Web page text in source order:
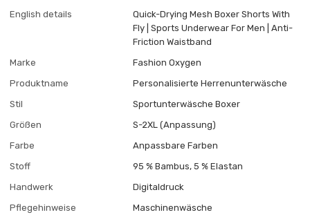
English details
Quick-Drying Mesh Boxer Shorts With
Fly | Sports Underwear For Men | Anti-
Friction Waistband
Marke
Fashion Oxygen
Produktname
Personalisierte Herrenunterwäsche
Stil
Sportunterwäsche Boxer
Größen
S-2XL (Anpassung)
Farbe
Anpassbare Farben
Stoff
95 % Bambus, 5 % Elastan
Handwerk
Digitaldruck
Pflegehinweise
Maschinenwäsche